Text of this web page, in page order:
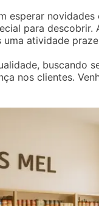
esperar
para
atividade
buscando
nos clientes.